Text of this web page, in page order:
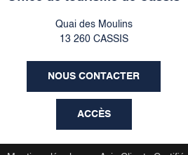
Quai des Moulins
13 260 CASSIS
NOUS CONTACTER
ACCÈS